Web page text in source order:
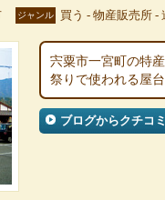
ジャンル 買う - 物産販売所 -
宍粟市一宮町の特
祭りで使われる屋
ブログからクチコ